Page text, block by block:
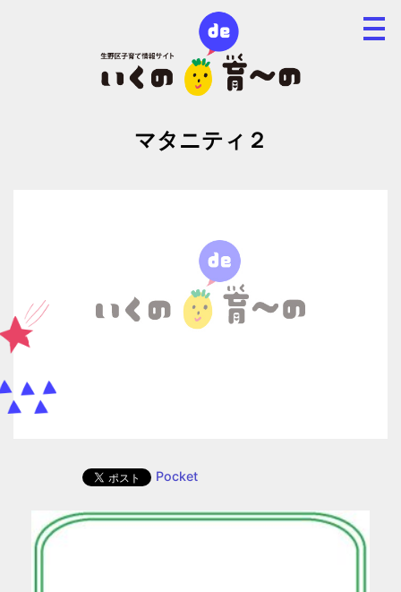
マタニティ２
Pocket